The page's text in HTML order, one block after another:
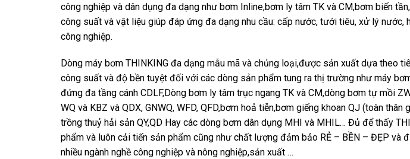
công nghiệp và dân dụng đa dạng như bơm Inline,bơm ly tâm TK và CM,bơm biến
công suất và vật liệu giúp đáp ứng đa dạng nhu cầu: cấp nước, tưới tiêu, xử lý nước,
công nghiệp.
Dòng máy bơm THINKING đa dạng mẫu mã và chủng loại,được sản xuất dựa theo
công suất và độ bền tuyệt đối với các dòng sản phẩm tung ra thị trường như máy
đứng đa tầng cánh CDLF,Dòng bơm ly tâm trục ngang TK và CM,dòng bơm tự mồi
WQ và KBZ và QDX, GNWQ, WFD, QFD,bơm hoả tiễn,bơm giếng khoan QJ (toàn
trồng thuỷ hải sản QY,QD Hay các dòng bơm dân dụng MHI và MHIL… Đủ để thấy
phẩm và luôn cải tiến sản phẩm cũng như chất lượng đảm bảo RẺ – BỀN – ĐẸP và
nhiều ngành nghề công nghiệp và nông nghiệp,sản xuất …